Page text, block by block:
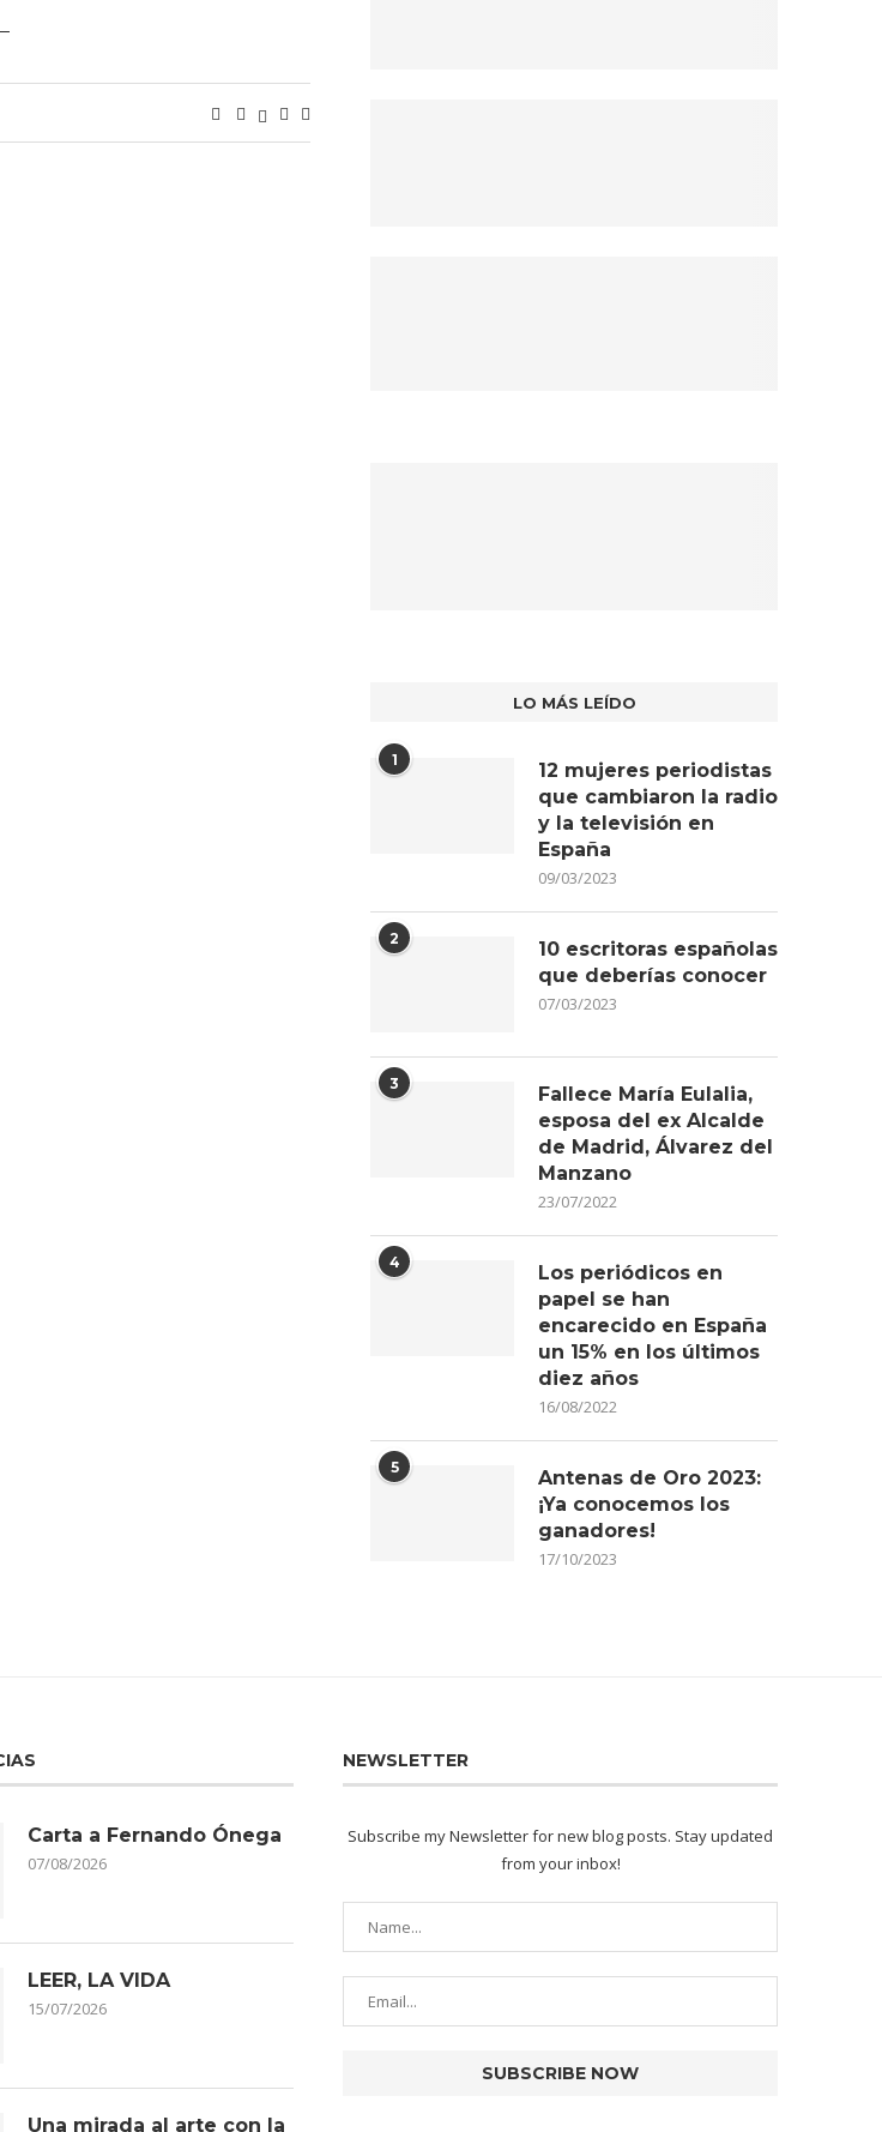
LO MÁS LEÍDO
1
12 mujeres periodistas
que cambiaron la radio
y la televisión en
España
09/03/2023
2
10 escritoras españolas
que deberías conocer
07/03/2023
3
Fallece María Eulalia,
esposa del ex Alcalde
de Madrid, Álvarez del
Manzano
23/07/2022
4
Los periódicos en
papel se han
encarecido en España
un 15% en los últimos
diez años
16/08/2022
5
Antenas de Oro 2023:
¡Ya conocemos los
ganadores!
17/10/2023
Carta a Fernando Ónega
07/08/2026
LEER, LA VIDA
15/07/2026
Una mirada al arte con la
NEWSLETTER
Subscribe my Newsletter for new blog posts. Stay updated
from your inbox!